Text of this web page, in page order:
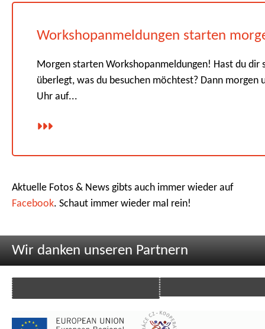
Workshopanmeldungen starten
Morgen starten Workshopanmeldungen! Hast du dir
überlegt, was du besuchen möchtest? Dann morgen
Uhr auf...
Aktuelle Fotos & News gibts auch immer wieder auf
Facebook. Schaut immer wieder mal rein!
Wir danken unseren Partnern